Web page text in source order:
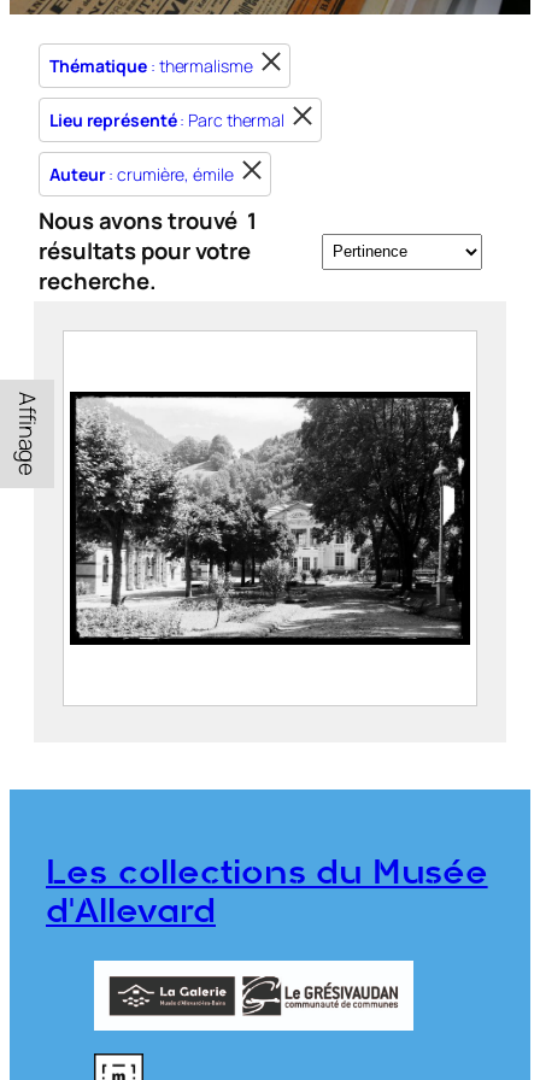
Thématique : thermalisme
Lieu représenté: Parc thermal
Auteur: crumière, émile
Nous avons trouvé 1
résultats pour votre
recherche.
Affinage
Le Parc thermal d’Allevard,
Maison Alpine
CE2020.1.299
Les collections du Musée
d'Allevard